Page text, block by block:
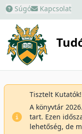
Súgó Kapcsolat
Tisztelt Kutatók!
A könyvtár
tart. Ezen
lehetőség, de